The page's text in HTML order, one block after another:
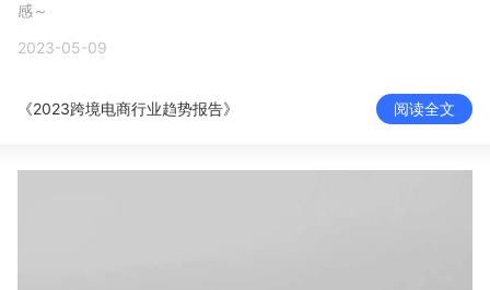
增长产品指南
产品更新动态
行业洞察
感～
2023-05-09
《2023跨境电商行业趋势报告》 阅读全文